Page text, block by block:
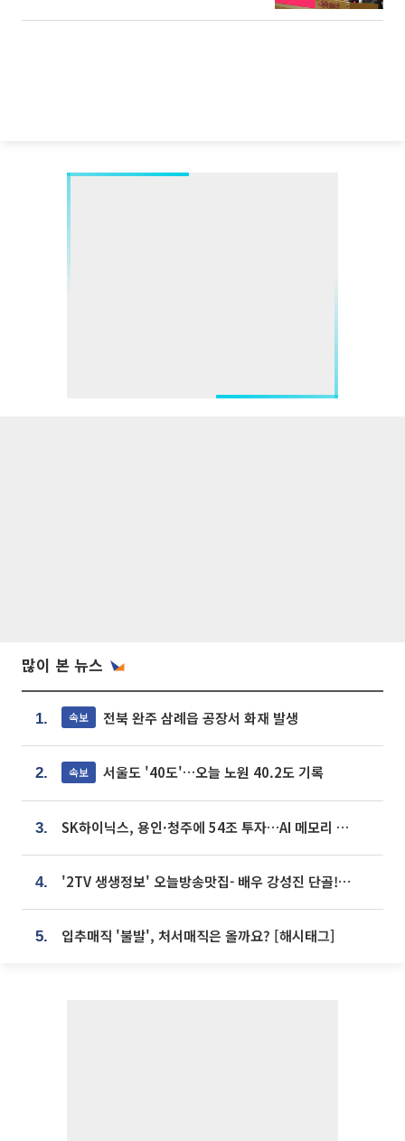
많이 본 뉴스
1. 속보 전북 완주 삼례읍 공장서 화재 발생
2. 속보 서울도 '40도'…오늘 노원 40.2도 기록
3. SK하이닉스, 용인·청주에 54조 투자…AI 메모리 생산기지 키운다
4. '2TV 생생정보' 오늘방송맛집- 배우 강성진 단골! 쌀국수ㆍ푸팟퐁 커리 맛집 '블○○○'
5. 입추매직 '불발', 처서매직은 올까요? [해시태그]